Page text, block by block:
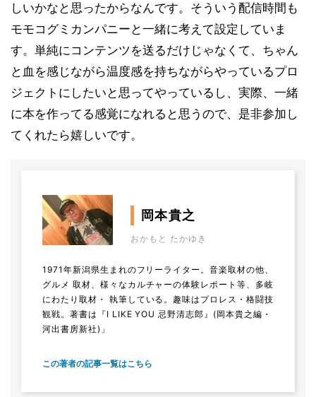
しいかなと思ったからなんです。そういう配信時間も
モモコグミカンパニーと一緒に考えて設定していま
す。単純にコンテンツを送るだけじゃなくて、ちゃん
と血を感じながら温度感を持ちながらやっているプロ
ジェクトにしたいと思ってやっているし、実際、一緒
に本を作ってる感覚になれると思うので、是非参加し
てくれたら嬉しいです。
岡本貴之
おかもと たかゆき
1971年新潟県生まれのフリーライター。音楽取材の他、
グルメ 取材、様々なカルチャーの体験レポート等、多岐
にわたり取材・ 執筆している。趣味はプロレス・格闘技
観戦。著書は『I LIKE YOU 忌野清志郎』(岡本貴之編・
河出書房新社)」
この著者の記事一覧はこちら